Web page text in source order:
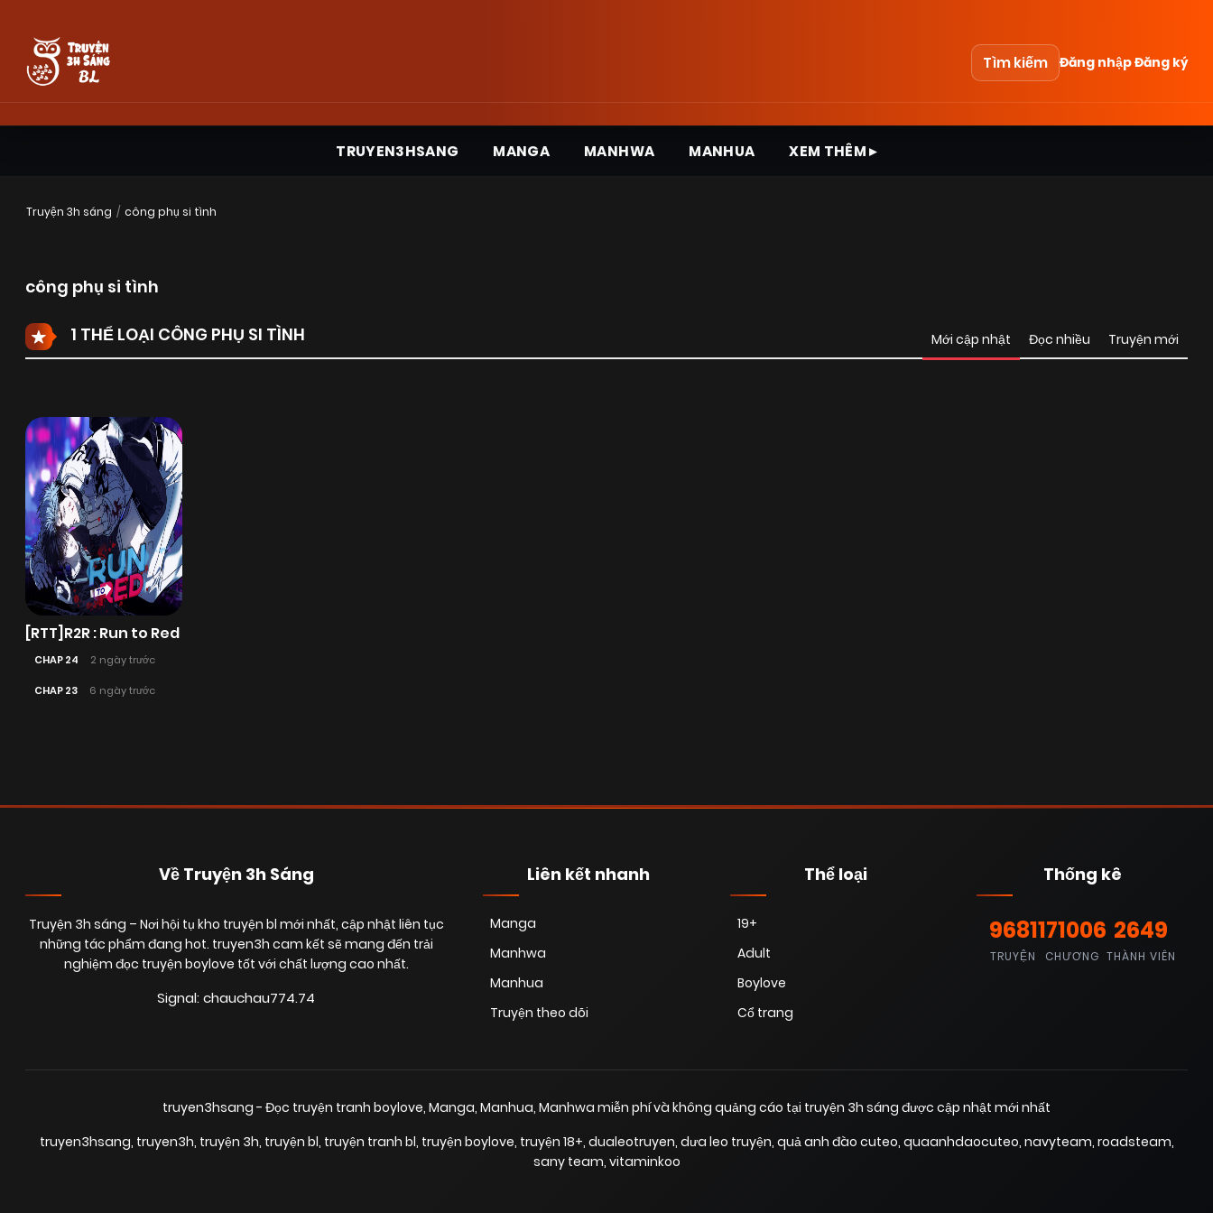
Tìm kiếm Đăng nhậpĐăng ký
TRUYEN3HSANG MANGA MANHWA MANHUA XEM THÊM ▸
Truyện 3h sáng công phụ si tình
công phụ si tình
1 THỂ LOẠI CÔNG PHỤ SI TÌNH Mới cập nhật Đọc nhiều Truyện mới
[RTT]R2R : Run to Red
CHAP 24 2 ngày trước
CHAP 23 6 ngày trước
Về Truyện 3h Sáng
Truyện 3h sáng – Nơi hội tụ kho truyện bl mới nhất, cập nhật liên tục
những tác phẩm đang hot. truyen3h cam kết sẽ mang đến trải
nghiệm đọc truyện boylove tốt với chất lượng cao nhất.
Signal: chauchau774.74
Liên kết nhanh
Manga
Manhwa
Manhua
Truyện theo dõi
Thể loại
19+
Adult
Boylove
Cổ trang
Thống kê
9681
TRUYỆN
171006
CHƯƠNG
2649
THÀNH VIÊN
truyen3hsang - Đọc truyện tranh boylove, Manga, Manhua, Manhwa miễn phí và không quảng cáo tại truyện 3h sáng được cập nhật mới nhất
truyen3hsang, truyen3h, truyện 3h, truyện bl, truyện tranh bl, truyện boylove, truyện 18+, dualeotruyen, dưa leo truyện, quả anh đào cuteo, quaanhdaocuteo, navyteam, roadsteam,
sany team, vitaminkoo